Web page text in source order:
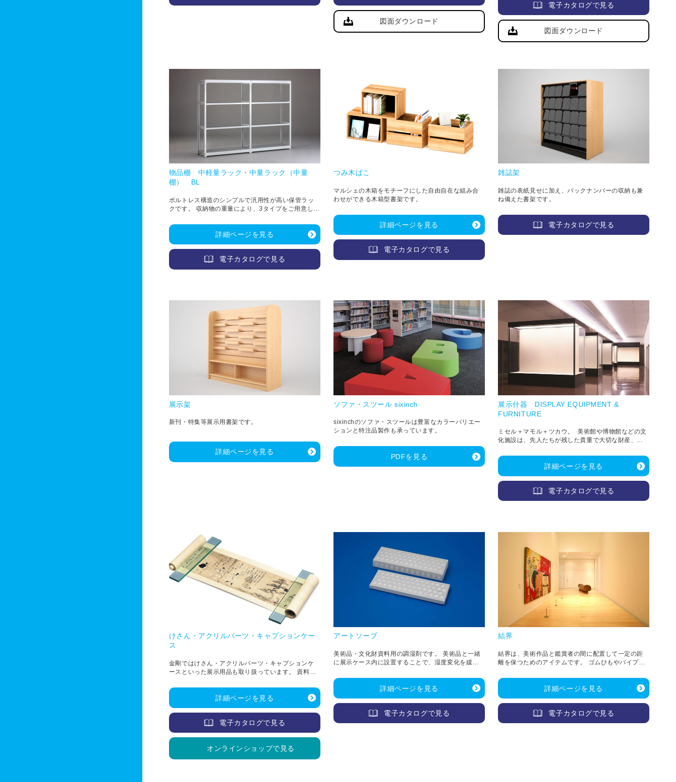
図面ダウンロード
電子カタログで見る
図面ダウンロード
物品棚 中軽量ラック・中量ラック（中量
棚） BL
ボルトレス構造のシンプルで汎用性が高い保管ラッ
クです。 収納物の重量により、3タイプをご用意して
BLH（D450：300kg/段、D650：450kg/段、
D850：500kg/段）詳細ページを見る
電子カタログで見る
つみ木ばこ
マルシェの木箱をモチーフにした自由自在な組み合
わせができる木箱型書架です。
詳細ページを見る
電子カタログで見る
雑誌架
雑誌の表紙見せに加え、バックナンバーの収納も兼
ね備えた書架です。
電子カタログで見る
展示架
新刊・特集等展示用書架です。
詳細ページを見る
ソファ・スツール sixinch
sixinchのソファ・スツールは豊富なカラーバリエー
ションと特注品製作も承っています。
PDFを見る
展示什器 DISPLAY EQUIPMENT &
FURNITURE
ミセル＋マモル＋ツカウ。 美術館や博物館などの文
化施設は、先人たちが残した貴重で大切な財産、あ
る場所です。 「もの」とものに宿る「想い」も共に
未来へと運ぶ、箱舟のような空間づくりをご提案し
ます。
詳細ページを見る
電子カタログで見る
けさん・アクリルパーツ・キャプションケー
ス
金剛ではけさん・アクリルパーツ・キャプションケ
ースといった展示用品も取り扱っています。 資料へ
おすすめできるものをラインナップしています。
詳細ページを見る
電子カタログで見る
オンラインショップで見る
アートソーブ
美術品・文化財資料用の調湿剤です。 美術品と一緒
に展示ケース内に設置することで、湿度変化を緩
詳細ページを見る
電子カタログで見る
結界
結界は、美術作品と鑑賞者の間に配置して一定の距
離を保つためのアイテムです。 ゴムひもやパイプバ
レス素材による「ベース＆バータイプ」の大きく2種
類があり、展示環境に合わせて構成できます。
詳細ページを見る
電子カタログで見る